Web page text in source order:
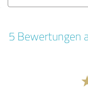
5 Bewertungen